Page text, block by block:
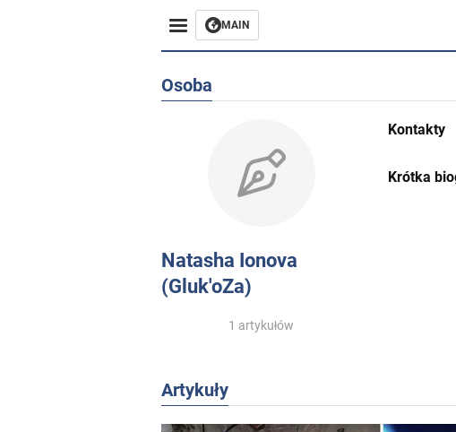
MAIN
Osoba
Natasha Ionova
(Gluk'oZa)
1 artykułów
Kontakty
Krótka
Artykuły